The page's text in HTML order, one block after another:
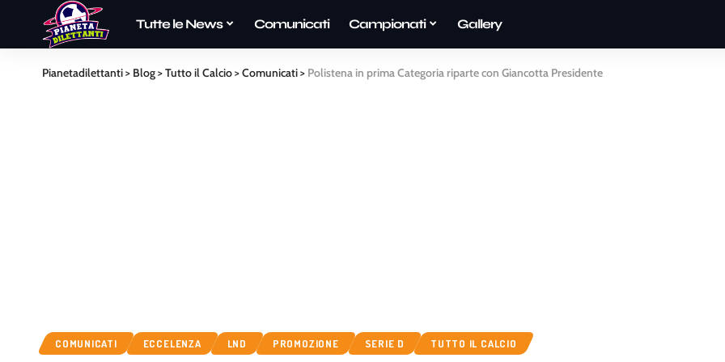
Tutte le News Comunicati Campionati Gallery
Pianetadilettanti> Blog>Tutto il Calcio>Comunicati> Polistena in prima Categoria riparte con Giancotta Presidente
COMUNICATI ECCELENZA LND PROMOZIONE SERIE D TUTTO IL CALCIO